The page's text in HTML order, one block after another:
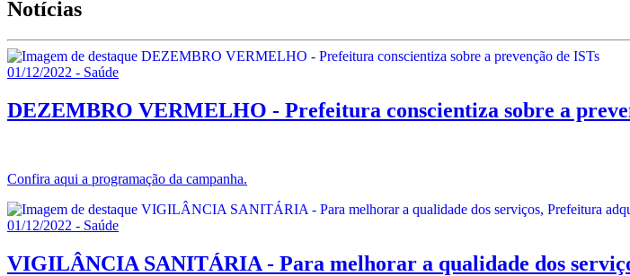
Notícias
01/12/2022 - Saúde
DEZEMBRO VERMELHO - Prefeitura conscientiza sobre a
Confira aqui a programação da campanha.
01/12/2022 - Saúde
VIGILÂNCIA SANITÁRIA - Para melhorar a qualidade dos